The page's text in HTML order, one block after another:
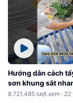
Hướng dẫn cách
sơn khung sắt
chóng
8.721.485 lượt xem ·